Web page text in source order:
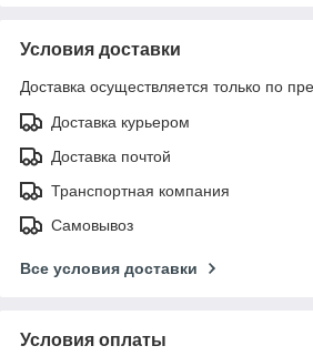
Условия доставки
Доставка осуществляется только по
Доставка курьером
Доставка почтой
Транспортная компания
Самовывоз
Все условия доставки
Условия оплаты